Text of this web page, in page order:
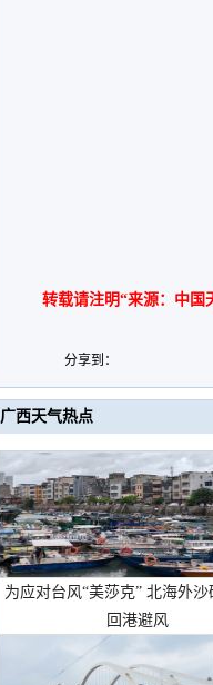
转载请注明“来源：中国
分享到：
广西天气热点
为应对台风“美莎克” 北海外
回港避风